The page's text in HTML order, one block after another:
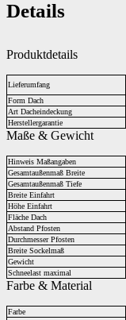
Details
Produktdetails
Lieferumfang
Form Dach
Art Dacheindeckung
Herstellergarantie
Maße & Gewicht
Hinweis Maßangaben
Gesamtaußenmaß Breite
Gesamtaußenmaß Tiefe
Breite Einfahrt
Höhe Einfahrt
Fläche Dach
Abstand Pfosten
Durchmesser Pfosten
Breite Sockelmaß
Gewicht
Schneelast maximal
Farbe & Material
Farbe